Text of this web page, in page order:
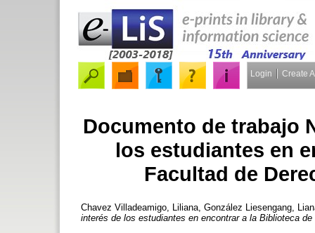
Login Create
Documento de trabajo
los estudiantes en
Facultad de
Chavez Villadeamigo, Liliana González Liesengang,
interés de los estudiantes en encontrar a la Biblioteca